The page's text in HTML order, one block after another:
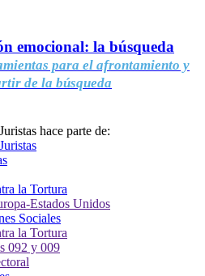
emocional: la búsqueda
para el afrontamiento y
de la búsqueda
hace parte de: